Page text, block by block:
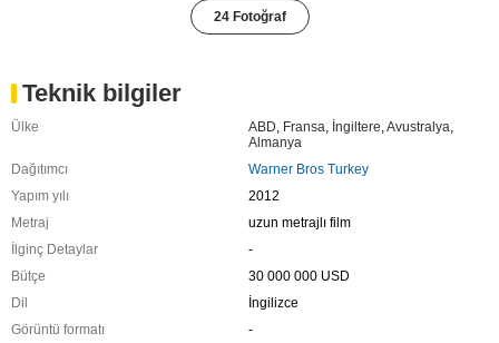
24 Fotoğraf
Teknik bilgiler
Ülke ABD, Fransa, İngiltere,Avustralya,
Almanya
Dağıtımcı
Warner Bros Turkey
Yapım yılı
2012
Metraj
uzun metrajlı film
İlginç Detaylar
-
Bütçe
30 000 000 USD
Dil
İngilizce
Görüntü formatı
-